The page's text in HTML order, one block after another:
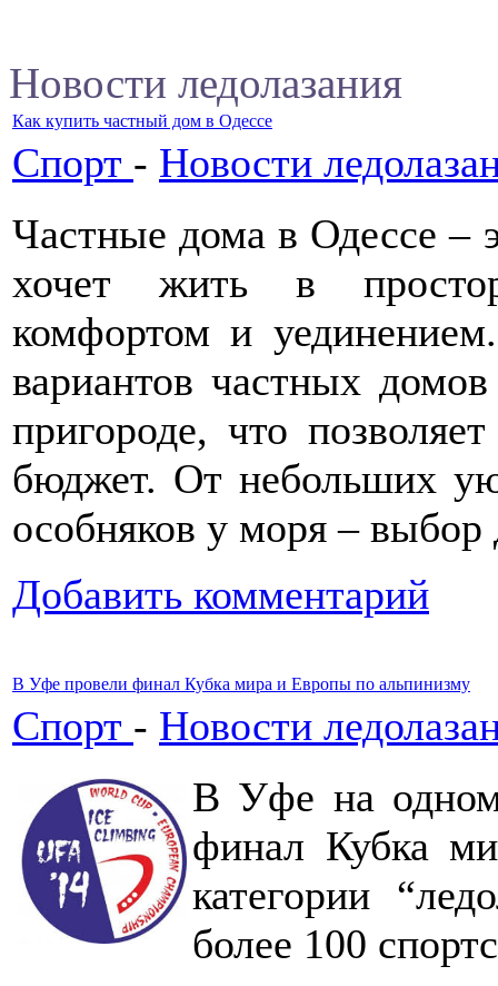
Новости ледолазания
Как купить частный дом в Одессе
Спорт - Новости
Частные дома в Одессе –
хочет жить в
комфортом и
вариантов частных
пригороде, что
бюджет. От небольших
особняков у моря – выбор
Добавить комментарий
В Уфе провели финал Кубка мира и Европы по альпинизму
Спорт - Новости
В Уфе на
финал Кубка
категории
более 100